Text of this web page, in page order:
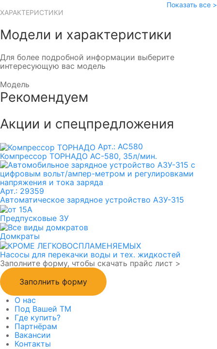
Показать все >
ХАРАКТЕРИСТИКИ
Модели и характеристики
Для более подробной информации выберите
интересующую вас модель
Модель
Рекомендуем
Акции и спецпредложения
Арт.: AC580
Компрессор ТОРНАДО АС-580, 35л/мин.
Арт.: 29359
Автоматическое зарядное устройство АЗУ-315
Предпусковые ЗУ
Домкраты
Насосы для перекачки воды и тех. жидкостей
Заполните форму, чтобы скачать прайс лист >
Заполнить форму
О нас
Под Вашей ТМ
Где купить?
Партнёрам
Вакансии
Контакты